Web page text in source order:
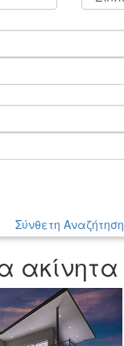
Σύνθετη Αναζήτηση
ακίνητα